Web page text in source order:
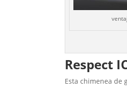
Respect
Esta chimenea de